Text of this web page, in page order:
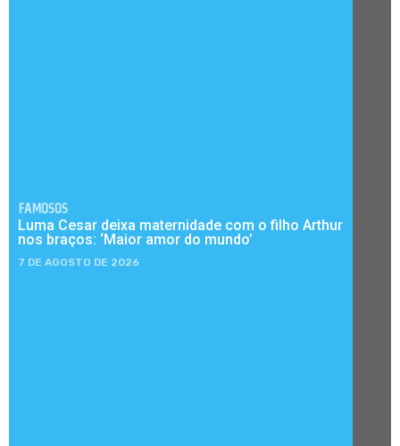
FAMOSOS
Luma Cesar deixa maternidade com o filho Arthur
nos braços: ‘Maior amor do mundo’
7 DE AGOSTO DE 2026